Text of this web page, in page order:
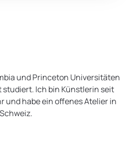
und Princeton Universitäten
Ich bin Künstlerin seit
und habe ein offenes Atelier in